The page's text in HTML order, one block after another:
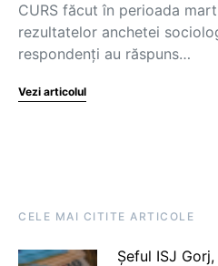
CURS făcut în perioada
rezultatelor anchetei
respondenți au răspuns…
Vezi articolul
CELE MAI CITITE ARTICOLE
Șeful ISJ